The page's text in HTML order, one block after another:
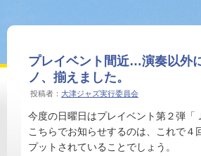
プレイベント間近…演奏以外
ノ、揃えました。
投稿者： 大津ジャズ実行委員会
今度の日曜日はプレイベント第２弾「
こちらでお知らせするのは、これで
プットされていることでし ょう。